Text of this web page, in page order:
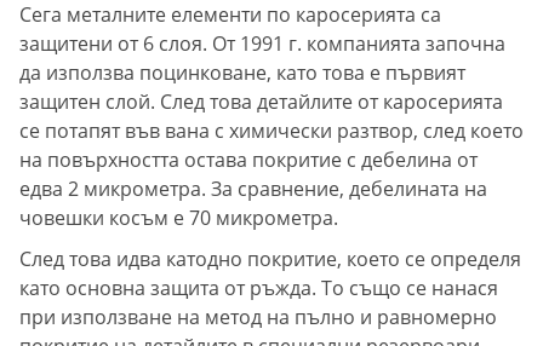
Сега металните елементи по каросерията са
защитени от 6 слоя. От 1991 г. компанията започна
да използва поцинковане, като това е първият
защитен слой. След това детайлите от каросерията
се потапят във вана с химически разтвор, след което
на повърхността остава покритие с дебелина от
едва 2 микрометра. За сравнение, дебелината на
човешки косъм е 70 микрометра.
След това идва катодно покритие, което се определя
като основна защита от ръжда. То също се нанася
при използване на метод на пълно и равномерно